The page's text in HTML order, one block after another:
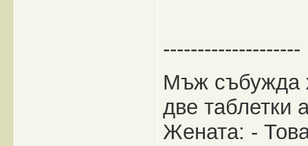
--------------------
Мъж събужда
две таблетки
Жената: -